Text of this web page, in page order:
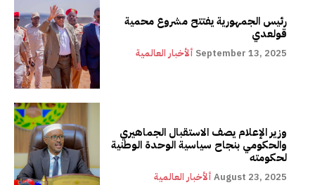
رئيس الجمهورية يفتتح مشروع محمية
قولعدي
ألأخبار العالمية September 13, 2025
وزير الإعلام يصف الاستقبال الجماهيري
والحكومي بنجاح سياسية الوحدة الوطنية
لحكومته
ألأخبار العالمية August 23, 2025